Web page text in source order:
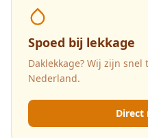
Spoed bij lekkage
Daklekkage? Wij zijn
Nederland.
Direct